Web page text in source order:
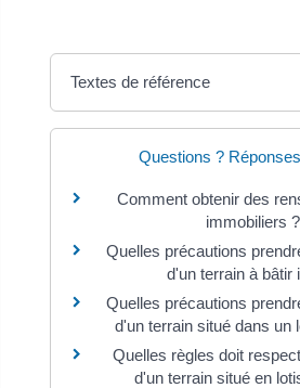
Textes de référence
Questions ?
Comment obtenir des
immobiliers ?
Quelles précautions
d'un terrain à bâtir
Quelles précautions
d'un terrain situé dans un
Quelles règles doit
d'un terrain situé en